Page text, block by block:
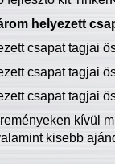
helyezett
csapat tagjai
csapat tagjai
csapat tagjai
kívül
kisebb